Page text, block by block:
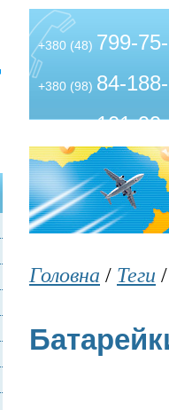
+380 (48) 799-
+380 (98) 84-
101-
Головна / Теги